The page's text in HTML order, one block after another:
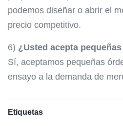
podemos diseñar o abrir el
precio competitivo.
6) ¿Usted acepta
Sí, aceptamos pequeñas
ensayo a la demanda de
Etiquetas